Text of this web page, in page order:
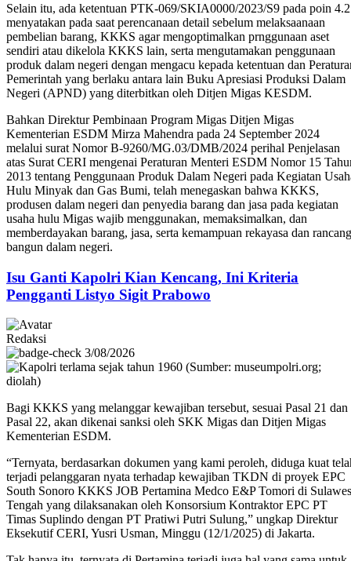
Selain itu, ada ketentuan PTK-069/SKIA0000/2023/S9 pada poin 4.2
menyatakan pada saat perencanaan detail sebelum melaksaanaan
pembelian barang, KKKS agar mengoptimalkan prnggunaan aset
sendiri atau dikelola KKKS lain, serta mengutamakan penggunaan
produk dalam negeri dengan mengacu kepada ketentuan dan
Pemerintah yang berlaku antara lain Buku Apresiasi Produksi Dalam
Negeri (APND) yang diterbitkan oleh Ditjen Migas KESDM.
Bahkan Direktur Pembinaan Program Migas Ditjen Migas
Kementerian ESDM Mirza Mahendra pada 24 September 2024
melalui surat Nomor B-9260/MG.03/DMB/2024 perihal Penjelasan
atas Surat CERI mengenai Peraturan Menteri ESDM Nomor 15
2013 tentang Penggunaan Produk Dalam Negeri pada Kegiatan
Hulu Minyak dan Gas Bumi, telah menegaskan bahwa KKKS,
produsen dalam negeri dan penyedia barang dan jasa pada kegiatan
usaha hulu Migas wajib menggunakan, memaksimalkan, dan
memberdayakan barang, jasa, serta kemampuan rekayasa dan rancang
bangun dalam negeri.
Isu Ganti Kapolri Kian Kencang, Ini Kriteria
Pengganti Listyo Sigit Prabowo
Redaksi
3/08/2026
Bagi KKKS yang melanggar kewajiban tersebut, sesuai Pasal 21 dan
Pasal 22, akan dikenai sanksi oleh SKK Migas dan Ditjen Migas
Kementerian ESDM.
“Ternyata, berdasarkan dokumen yang kami peroleh, diduga kuat
terjadi pelanggaran nyata terhadap kewajiban TKDN di proyek EPC
South Sonoro KKKS JOB Pertamina Medco E&P Tomori di
Tengah yang dilaksanakan oleh Konsorsium Kontraktor EPC PT
Timas Suplindo dengan PT Pratiwi Putri Sulung,” ungkap Direktur
Eksekutif CERI, Yusri Usman, Minggu (12/1/2025) di Jakarta.